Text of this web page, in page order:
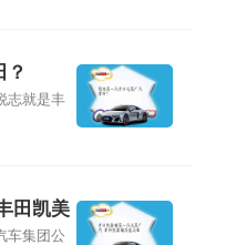
？
志就是丰
田凯美
车集团公